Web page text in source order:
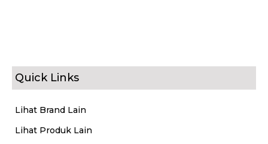
Quick Links
Lihat Brand Lain
Lihat Produk Lain